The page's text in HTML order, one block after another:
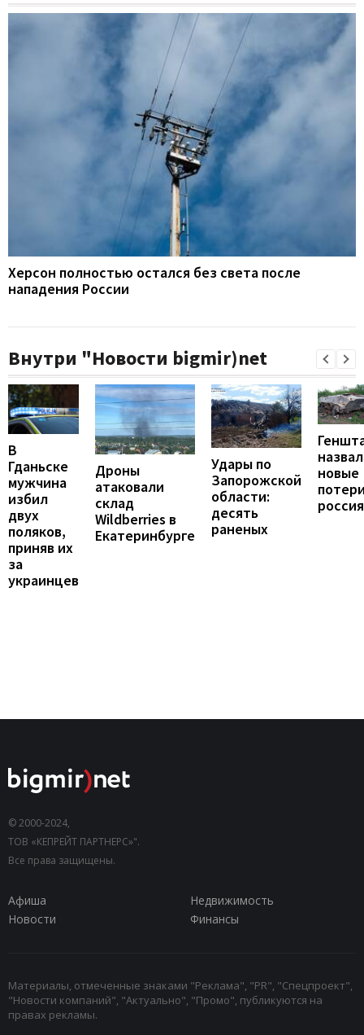
Херсон полностью остался без света после
нападения России
Внутри "Новости bigmir)net
В
Гданьске
мужчина
избил
двух
поляков,
приняв их
за
украинцев
Дроны
атаковали
склад
Wildberries в
Екатеринбурге
Удары по
Запорожской
области:
десять
раненых
назвал
новые
© 2000-2024,
ТОВ «КЕПРЕЙТ ПАРТНЕРС»".
Все права защищены.
Афиша
Недвижимость
Новости
Финансы
Материалы, отмеченные знаками "Реклама", "PR", "Спецпроект",
"Новости компаний", "Актуально", "Промо", публикуются на
правах рекламы.